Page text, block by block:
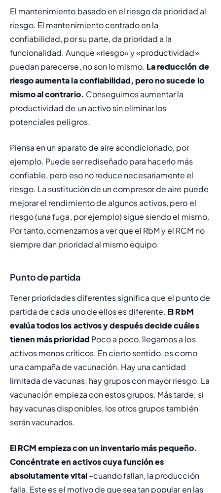
El mantenimiento basado en el riesgo da prioridad al
riesgo. El mantenimiento centrado en la
confiabilidad, por su parte, da prioridad a la
funcionalidad. Aunque «riesgo» y «productividad»
puedan parecerse, no son lo mismo. La reducción de
riesgo aumenta la confiabilidad, pero no sucede lo
mismo al contrario. Conseguimos aumentar la
productividad de un activo sin eliminar los
potenciales peligros.
Piensa en un aparato de aire acondicionado, por
ejemplo. Puede ser rediseñado para hacerlo más
confiable, pero eso no reduce necesariamente el
riesgo. La sustitución de un compresor de aire puede
mejorar el rendimiento de algunos activos, pero el
riesgo (una fuga, por ejemplo) sigue siendo el mismo.
Por tanto, comenzamos a ver que el RbM y el RCM no
siempre dan prioridad al mismo equipo.
Punto de partida
Tener prioridades diferentes significa que el punto de
partida de cada uno de ellos es diferente. El RbM
evalúa todos los activos y después decide cuáles
tienen más prioridad Poco a poco, llegamos a los
activos menos críticos. En cierto sentido, es como
una campaña de vacunación. Hay una cantidad
limitada de vacunas; hay grupos con mayor riesgo. La
vacunación empieza con estos grupos. Más tarde, si
hay vacunas disponibles, los otros grupos también
serán vacunados.
El RCM empieza con un inventario más pequeño.
Concéntrate en activos cuya función es
absolutamente vital –cuando fallan, la producción
falla. Este es el motivo de que sea tan popular en las